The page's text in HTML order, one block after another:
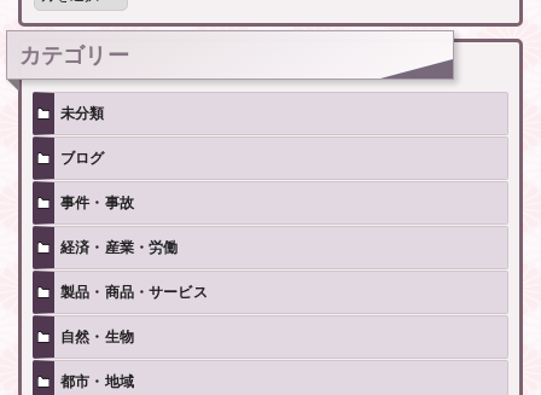
記
事
カテゴリー
未分類
ブログ
事件・事故
経済・産業・労働
製品・商品・サービス
自然・生物
都市・地域